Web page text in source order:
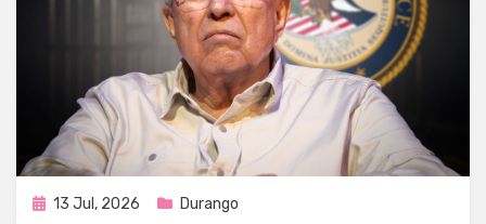
Publicada
13 Jul, 2026 Durango